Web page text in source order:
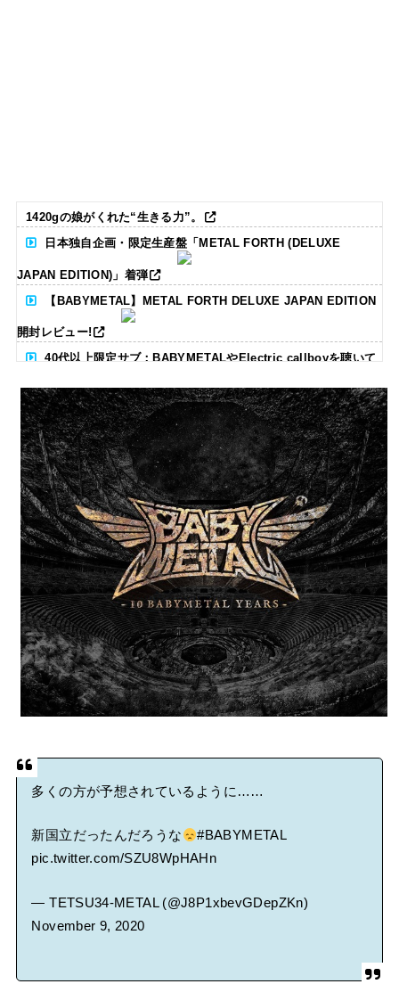
1420gの娘がくれた“生きる力”。
日本独自企画・限定生産盤「METAL FORTH (DELUXE
JAPAN EDITION)」着弾
【BABYMETAL】METAL FORTH DELUXE JAPAN EDITION
開封レビュー!
40代以上限定サブ：BABYMETALやElectric callboyを聴いて
る人いる？ 【海外の反応】
BABYMETAL「CANNONBALL外伝」グッズ販売決定
タワーレコード新宿店にてBABYMETALのパネル展が開催中
Powered by livedoor 相互RSS
多くの方が予想されているように……
新国立だったんだろうな
#BABYMETAL
pic.twitter.com/SZU8WpHAHn
— TETSU34-METAL (@J8P1xbevGDepZKn)
November 9, 2020